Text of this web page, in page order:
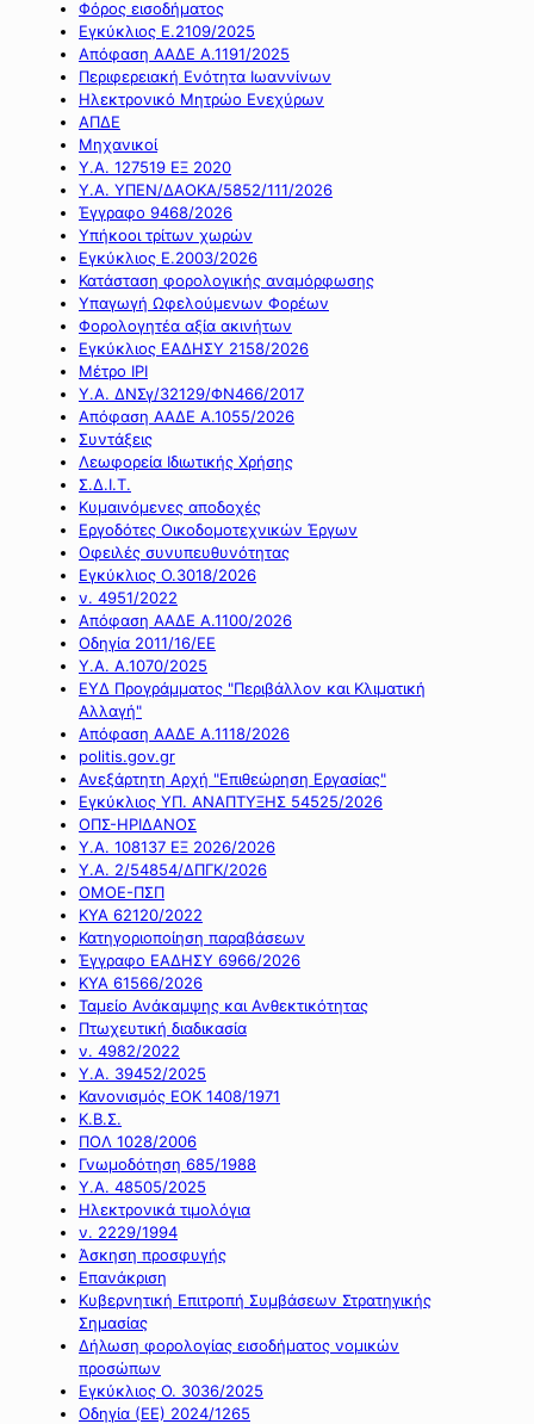
Φόρος εισοδήματος
Εγκύκλιος Ε.2109/2025
Απόφαση ΑΑΔΕ Α.1191/2025
Περιφερειακή Ενότητα Ιωαννίνων
Ηλεκτρονικό Μητρώο Ενεχύρων
ΑΠΔΕ
Μηχανικοί
Υ.Α. 127519 ΕΞ 2020
Υ.Α. ΥΠΕΝ/ΔΑΟΚΑ/5852/111/2026
Έγγραφο 9468/2026
Υπήκοοι τρίτων χωρών
Εγκύκλιος Ε.2003/2026
Κατάσταση φορολογικής αναμόρφωσης
Υπαγωγή Ωφελούμενων Φορέων
Φορολογητέα αξία ακινήτων
Εγκύκλιος ΕΑΔΗΣΥ 2158/2026
Μέτρο IPI
Υ.Α. ΔΝΣγ/32129/ΦΝ466/2017
Απόφαση ΑΑΔΕ Α.1055/2026
Συντάξεις
Λεωφορεία Ιδιωτικής Χρήσης
Σ.Δ.Ι.Τ.
Κυμαινόμενες αποδοχές
Εργοδότες Οικοδομοτεχνικών Έργων
Οφειλές συνυπευθυνότητας
Εγκύκλιος Ο.3018/2026
ν. 4951/2022
Απόφαση ΑΑΔΕ Α.1100/2026
Οδηγία 2011/16/ΕΕ
Υ.Α. Α.1070/2025
ΕΥΔ Προγράμματος "Περιβάλλον και Κλιματική
Αλλαγή"
Απόφαση ΑΑΔΕ Α.1118/2026
politis.gov.gr
Ανεξάρτητη Αρχή "Επιθεώρηση Εργασίας"
Εγκύκλιος ΥΠ. ΑΝΑΠΤΥΞΗΣ 54525/2026
ΟΠΣ-ΗΡΙΔΑΝΟΣ
Υ.Α. 108137 ΕΞ 2026/2026
Υ.Α. 2/54854/ΔΠΓΚ/2026
ΟΜΟΕ-ΠΣΠ
ΚΥΑ 62120/2022
Κατηγοριοποίηση παραβάσεων
Έγγραφο ΕΑΔΗΣΥ 6966/2026
ΚΥΑ 61566/2026
Ταμείο Ανάκαμψης και Ανθεκτικότητας
Πτωχευτική διαδικασία
ν. 4982/2022
Υ.Α. 39452/2025
Κανονισμός ΕΟΚ 1408/1971
Κ.Β.Σ.
ΠΟΛ 1028/2006
Γνωμοδότηση 685/1988
Υ.Α. 48505/2025
Ηλεκτρονικά τιμολόγια
ν. 2229/1994
Άσκηση προσφυγής
Επανάκριση
Κυβερνητική Επιτροπή Συμβάσεων Στρατηγικής
Σημασίας
Δήλωση φορολογίας εισοδήματος νομικών
προσώπων
Εγκύκλιος Ο. 3036/2025
Οδηγία (ΕΕ) 2024/1265